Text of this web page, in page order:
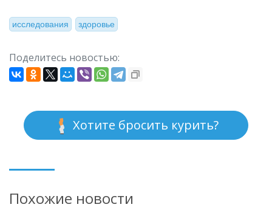
исследования здоровье
Поделитесь новостью:
Хотите бросить курить?
Похожие новости